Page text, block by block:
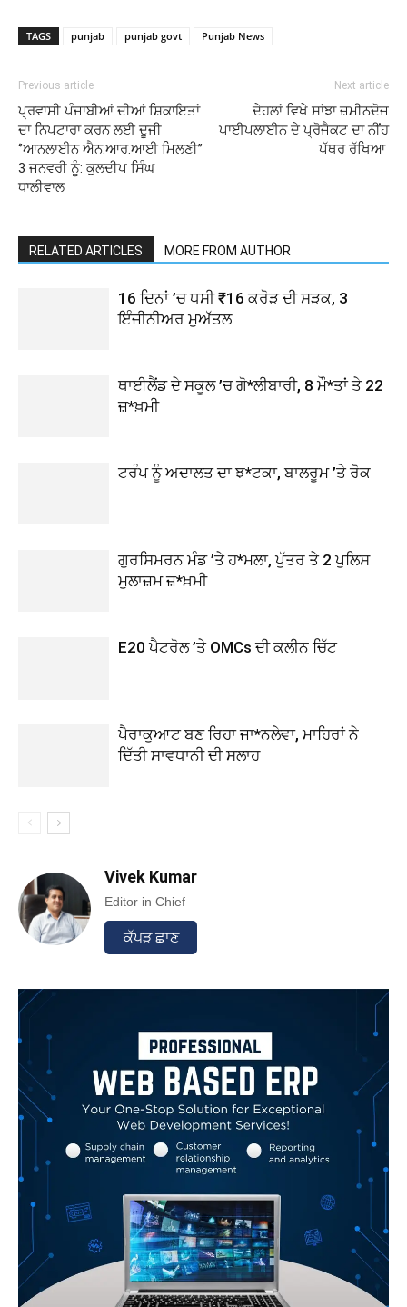
TAGS punjab punjab govt Punjab News
Previous article
ਪ੍ਰਵਾਸੀ ਪੰਜਾਬੀਆਂ ਦੀਆਂ ਸ਼ਿਕਾਇਤਾਂ
ਦਾ ਨਿਪਟਾਰਾ ਕਰਨ ਲਈ ਦੂਜੀ
‘’ਆਨਲਾਈਨ ਐਨ.ਆਰ.ਆਈ ਮਿਲਣੀ’’
3 ਜਨਵਰੀ ਨੂੰ: ਕੁਲਦੀਪ ਸਿੰਘ
ਧਾਲੀਵਾਲ
Next article
ਦੇਹਲਾਂ ਵਿਖੇ ਸਾਂਝਾ ਜ਼ਮੀਨਦੋਜ
ਪਾਈਪਲਾਈਨ ਦੇ ਪ੍ਰੋਜੈਕਟ ਦਾ ਨੀਂਹ
ਪੱਥਰ ਰੱਖਿਆ
RELATED ARTICLES MORE FROM AUTHOR
16 ਦਿਨਾਂ ’ਚ ਧਸੀ ₹16 ਕਰੋੜ ਦੀ ਸੜਕ, 3
ਇੰਜੀਨੀਅਰ ਮੁਅੱਤਲ
ਥਾਈਲੈਂਡ ਦੇ ਸਕੂਲ ’ਚ ਗੋ*ਲੀਬਾਰੀ, 8 ਮੌ*ਤਾਂ ਤੇ 22
ਜ਼*ਖ਼ਮੀ
ਟਰੰਪ ਨੂੰ ਅਦਾਲਤ ਦਾ ਝ*ਟਕਾ, ਬਾਲਰੂਮ ’ਤੇ ਰੋਕ
ਗੁਰਸਿਮਰਨ ਮੰਡ ’ਤੇ ਹ*ਮਲਾ, ਪੁੱਤਰ ਤੇ 2 ਪੁਲਿਸ
ਮੁਲਾਜ਼ਮ ਜ਼*ਖ਼ਮੀ
E20 ਪੈਟਰੋਲ ’ਤੇ OMCs ਦੀ ਕਲੀਨ ਚਿੱਟ
ਪੈਰਾਕੁਆਟ ਬਣ ਰਿਹਾ ਜਾ*ਨਲੇਵਾ, ਮਾਹਿਰਾਂ ਨੇ
ਦਿੱਤੀ ਸਾਵਧਾਨੀ ਦੀ ਸਲਾਹ
Vivek Kumar
Editor in Chief
ਕੱਪੜ ਛਾਣ